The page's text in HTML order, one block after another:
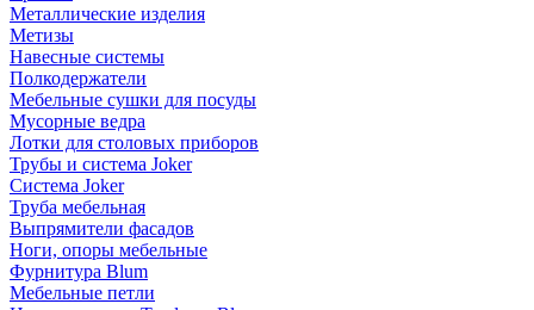
Металлические изделия
Метизы
Навесные системы
Полкодержатели
Мебельные сушки для посуды
Мусорные ведра
Лотки для столовых приборов
Трубы и система Joker
Система Joker
Труба мебельная
Выпрямители фасадов
Ноги, опоры мебельные
Фурнитура Blum
Мебельные петли